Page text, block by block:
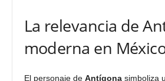
La relevancia de
moderna en
El personaje de Antígonasimboliza